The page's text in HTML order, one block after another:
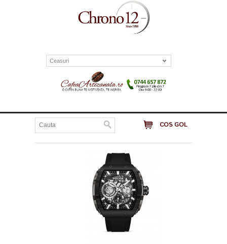
Ceasuri
COS GOL